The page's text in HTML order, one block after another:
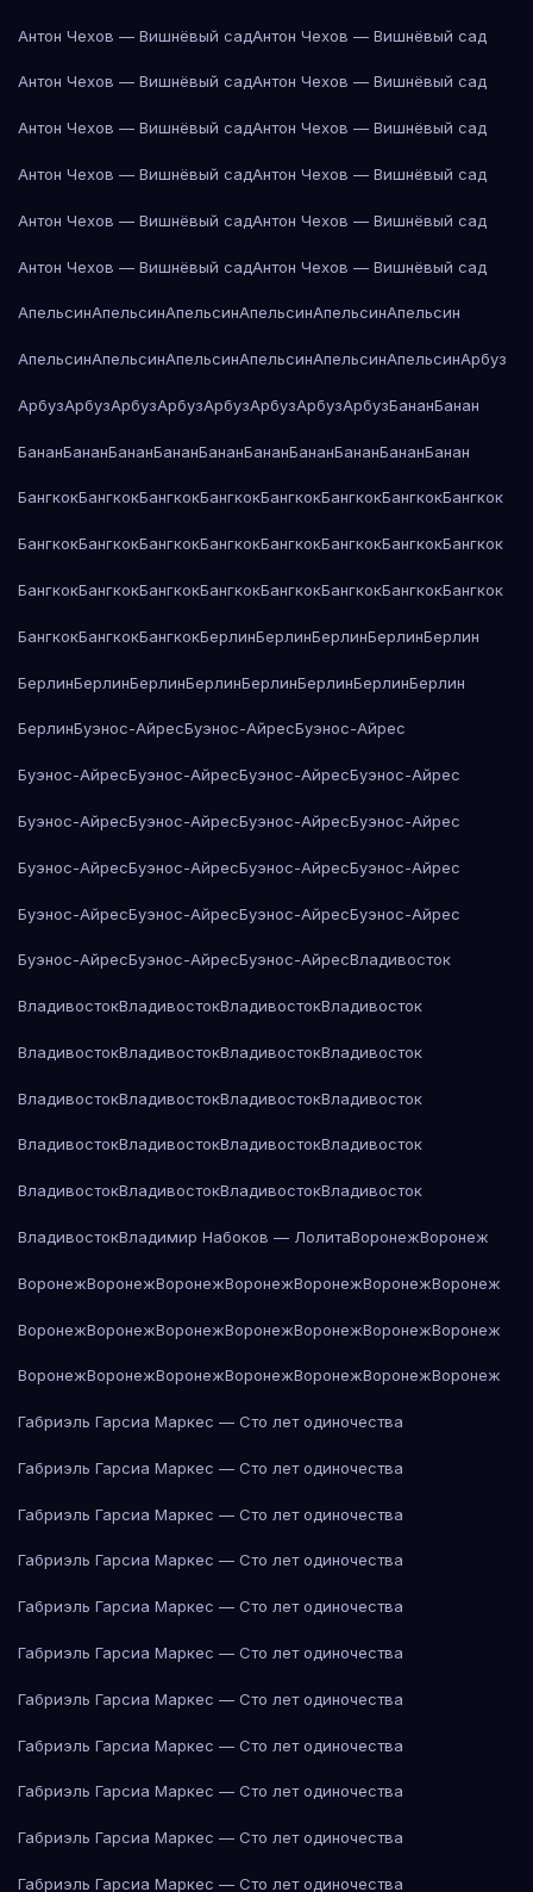
Антон Чехов — Вишнёвый садАнтон Чехов — Вишнёвый сад
Антон Чехов — Вишнёвый садАнтон Чехов — Вишнёвый сад
Антон Чехов — Вишнёвый садАнтон Чехов — Вишнёвый сад
Антон Чехов — Вишнёвый садАнтон Чехов — Вишнёвый сад
Антон Чехов — Вишнёвый садАнтон Чехов — Вишнёвый сад
Антон Чехов — Вишнёвый садАнтон Чехов — Вишнёвый сад
АпельсинАпельсинАпельсинАпельсинАпельсинАпельсин
АпельсинАпельсинАпельсинАпельсинАпельсинАпельсинАрбуз
АрбузАрбузАрбузАрбузАрбузАрбузАрбузАрбузБананБанан
БананБананБананБананБананБананБананБананБананБанан
БангкокБангкокБангкокБангкокБангкокБангкокБангкокБангкок
БангкокБангкокБангкокБангкокБангкокБангкокБангкокБангкок
БангкокБангкокБангкокБангкокБангкокБангкокБангкокБангкок
БангкокБангкокБангкокБерлинБерлинБерлинБерлинБерлин
БерлинБерлинБерлинБерлинБерлинБерлинБерлинБерлин
БерлинБуэнос-АйресБуэнос-АйресБуэнос-Айрес
Буэнос-АйресБуэнос-АйресБуэнос-АйресБуэнос-Айрес
Буэнос-АйресБуэнос-АйресБуэнос-АйресБуэнос-Айрес
Буэнос-АйресБуэнос-АйресБуэнос-АйресБуэнос-Айрес
Буэнос-АйресБуэнос-АйресБуэнос-АйресБуэнос-Айрес
Буэнос-АйресБуэнос-АйресБуэнос-АйресВладивосток
ВладивостокВладивостокВладивостокВладивосток
ВладивостокВладивостокВладивостокВладивосток
ВладивостокВладивостокВладивостокВладивосток
ВладивостокВладивостокВладивостокВладивосток
ВладивостокВладивостокВладивостокВладивосток
ВладивостокВладимир Набоков — ЛолитаВоронежВоронеж
ВоронежВоронежВоронежВоронежВоронежВоронежВоронеж
ВоронежВоронежВоронежВоронежВоронежВоронежВоронеж
ВоронежВоронежВоронежВоронежВоронежВоронежВоронеж
Габриэль Гарсиа Маркес — Сто лет одиночества
Габриэль Гарсиа Маркес — Сто лет одиночества
Габриэль Гарсиа Маркес — Сто лет одиночества
Габриэль Гарсиа Маркес — Сто лет одиночества
Габриэль Гарсиа Маркес — Сто лет одиночества
Габриэль Гарсиа Маркес — Сто лет одиночества
Габриэль Гарсиа Маркес — Сто лет одиночества
Габриэль Гарсиа Маркес — Сто лет одиночества
Габриэль Гарсиа Маркес — Сто лет одиночества
Габриэль Гарсиа Маркес — Сто лет одиночества
Габриэль Гарсиа Маркес — Сто лет одиночества